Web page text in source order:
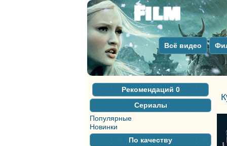
Всё видео
Рекомендаций 0
Сериалы
Популярные
Новинки
По качеству